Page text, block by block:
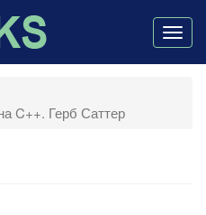
C++. Герб Саттер